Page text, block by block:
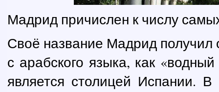
Мадрид причислен к числу
Своё название Мадрид получил
с арабского языка, как
является столицей Испании.